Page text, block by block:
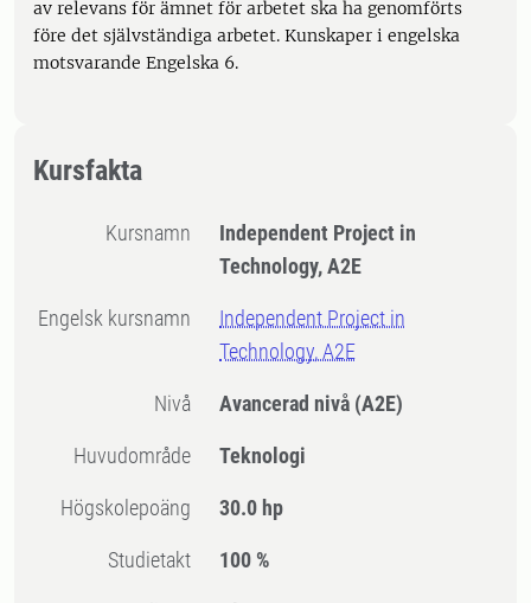
av relevans för ämnet för arbetet ska ha genomförts
före det självständiga arbetet. Kunskaper i engelska
motsvarande Engelska 6.
Kursfakta
Kursnamn
Independent Project in
Technology, A2E
Engelsk kursnamn
Independent Project in
Technology, A2E
Nivå Avancerad nivå (A2E)
Huvudområde Teknologi
högskolepoäng 30.0 hp
Studietakt 100 %